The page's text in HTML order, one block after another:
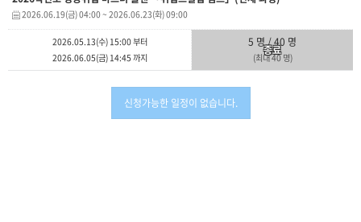
2026.06.19(금) 04:00~ 2026.06.23(화) 09:00
2026.05.13(수) 15:00부터
2026.06.05(금) 14:45까지
5 명 / 40 명
(최대 40 명)
종료
신청가능한 일정이 없습니다.